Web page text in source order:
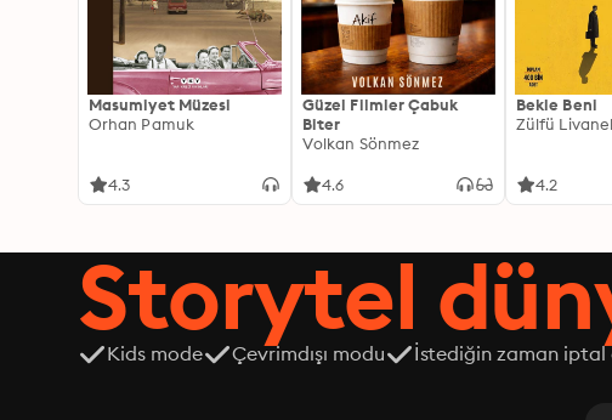
Masumiyet Müzesi
Orhan Pamuk
4.3
Güzel Filmler Çabuk
Biter
Volkan Sönmez
4.6
Bekle Beni
Zülfü
4.2
Storytel
Kids mode Çevrimdışı modu İstediğin zaman iptal